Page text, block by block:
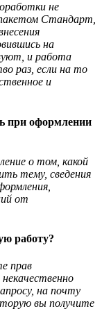
не
пакетом Стандарт,
на
и работа
раз, если на то
и
при оформлении
о том, какой
тему, сведения
от
работу?
прав
на почту
вы получите